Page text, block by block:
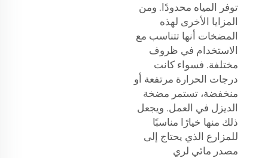
توفر المياه محدودًا. ومن
المزايا الأخرى لهذه
المضخات أنها تتناسب مع
الاستخدام في ظروف
مختلفة. فسواء كانت
درجات الحرارة مرتفعة أو
منخفضة، تستمر مضخة
الديزل في العمل. ويجعل
ذلك منها خيارًا مناسبًا
للمزارع الذي يحتاج إلى
مصدر مائي لري